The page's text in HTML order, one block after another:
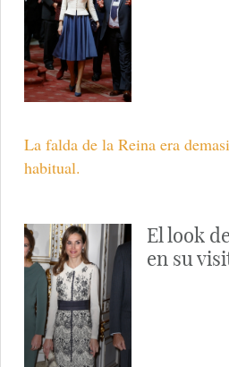
La falda de la Reina era
habitual.
El look
en su